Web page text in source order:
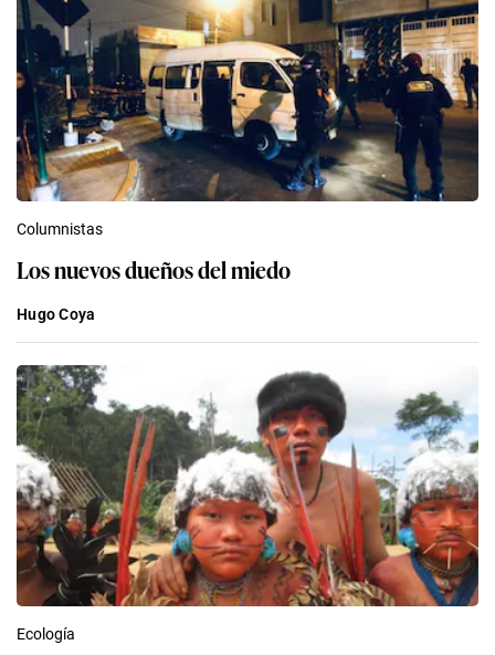
Columnistas
Los nuevos dueños del miedo
Hugo Coya
Ecología